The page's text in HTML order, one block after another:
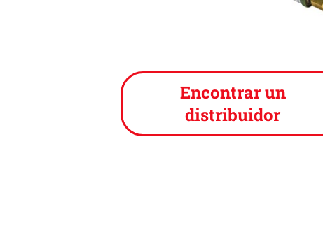
Encontrar un
distribuidor